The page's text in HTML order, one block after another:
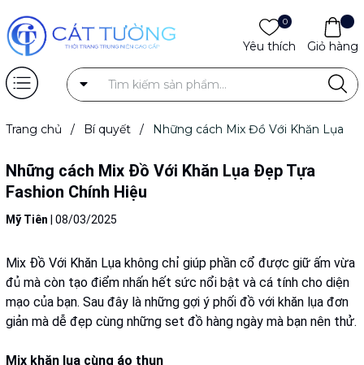
0
Yêu thích Giỏ hàng
Trang chủ / Bí quyết /
Những cách Mix Đồ Với Khăn Lụa
Những cách Mix Đồ Với Khăn Lụa Đẹp Tựa
Fashion Chính Hiệu
Mỹ Tiên 08/03/2025
Mix Đồ Với Khăn Lụa không chỉ giúp phần cổ được giữ ấm vừa
đủ mà còn tạo điểm nhấn hết sức nổi bật và cá tính cho diện
mạo của bạn. Sau đây là những gợi ý phối đồ với khăn lụa đơn
giản mà dễ đẹp cùng những set đồ hàng ngày mà bạn nên thử.
Mix khăn lụa cùng áo thun